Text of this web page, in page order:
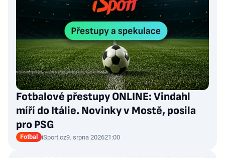
Fotbalové přestupy ONLINE: Vindahl
míří do Itálie. Novinky v Mostě, posila
pro PSG
Fotbal iSport.cz9. srpna 202621:00